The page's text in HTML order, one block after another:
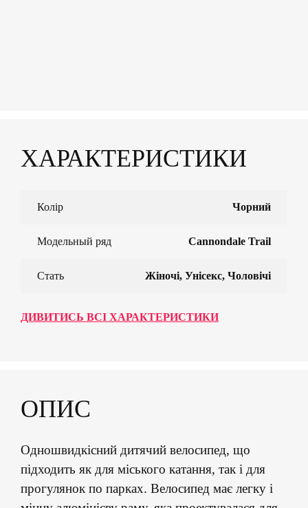
ХАРАКТЕРИСТИКИ
Колір Чорний
Модельный ряд Cannondale Trail
Стать Жіночі, Унісекс, Чоловічі
ДИВИТИСЬ ВСІ ХАРАКТЕРИСТИКИ
ОПИС
Одношвидкісний дитячий велосипед, що
підходить як для міського катання, так і для
прогулянок по парках. Велосипед має легку і